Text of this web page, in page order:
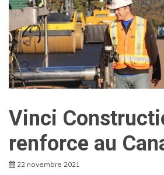
Vinci
renforce au
22 novembre 2021